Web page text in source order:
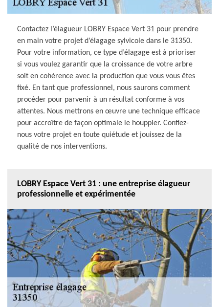
Contactez l’élagueur LOBRY Espace Vert 31 pour prendre
en main votre projet d’élagage sylvicole dans le 31350.
Pour votre information, ce type d’élagage est à prioriser
si vous voulez garantir que la croissance de votre arbre
soit en cohérence avec la production que vous vous êtes
fixé. En tant que professionnel, nous saurons comment
procéder pour parvenir à un résultat conforme à vos
attentes. Nous mettrons en œuvre une technique efficace
pour accroître de façon optimale le houppier. Confiez-
nous votre projet en toute quiétude et jouissez de la
qualité de nos interventions.
LOBRY Espace Vert 31 : une entreprise élagueur
professionnelle et expérimentée